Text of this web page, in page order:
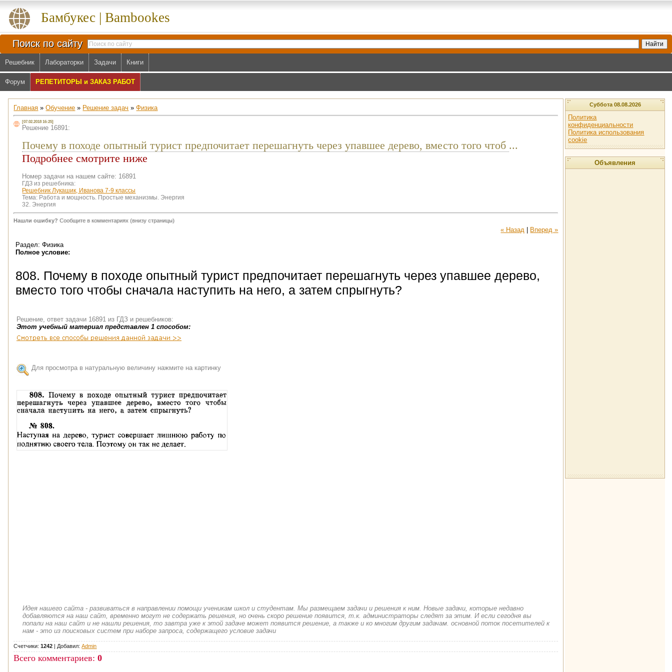
Бамбукес | Bambookes
Поиск по сайту
Решебник Лабораторки Задачи Книги
Форум РЕПЕТИТОРЫ и ЗАКАЗ РАБОТ
Главная »Обучение » Решение задач »Физика
[07.02.2018 16:25]
Решение 16891:
Почему в походе опытный турист предпочитает перешагнуть через упавшее дерево, вместо того чтоб ...
Подробнее смотрите ниже
Номер задачи на нашем сайте: 16891
ГДЗ из решебника:
Решебник Лукашик, Иванова 7-9 классы
Тема: Работа и мощность. Простые механизмы. Энергия
32. Энергия
Нашли ошибку? Сообщите в комментариях (внизу страницы)
« Назад
Вперед »
Раздел: Физика
Полное условие:
808. Почему в походе опытный турист предпочитает перешагнуть через упавшее дерево,
вместо того чтобы сначала наступить на него, а затем спрыгнуть?
Решение, ответ задачи 16891 из ГДЗ и решебников:
Этот учебный материал представлен 1 способом:
Для просмотра в натуральную величину нажмите на картинку
Идея нашего сайта - развиваться в направлении помощи ученикам школ и студентам. Мы размещаем задачи и решения к ним. Новые задачи, которые недавно
добавляются на наш сайт, временно могут не содержать решения, но очень скоро решение появится, т.к. администраторы следят за этим. И если сегодня вы
попали на наш сайт и не нашли решения, то завтра уже к этой задаче может появится решение, а также и ко многим другим задачам. основной поток посетителей к
нам - это из поисковых систем при наборе запроса, содержащего условие задачи
Счетчики:1242 | Добавил:Admin
Всего комментариев:0
Суббота 08.08.2026
Политика
конфиденциальности
Политика использования
cookie
Объявления